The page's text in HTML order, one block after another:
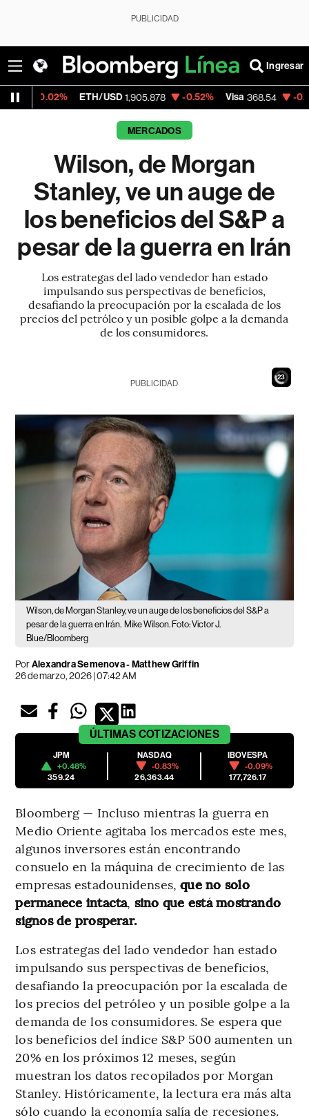
PUBLICIDAD
Ingresar
ETH/USD 1,905.878 -0.52% Visa 368.54 -0.28%
MERCADOS
Wilson, de Morgan
Stanley, ve un auge de
los beneficios del S&P a
pesar de la guerra en Irán
Los estrategas del lado vendedor han estado
impulsando sus perspectivas de beneficios,
desafiando la preocupación por la escalada de los
precios del petróleo y un posible golpe a la demanda
de los consumidores.
21
PUBLICIDAD
Wilson, de Morgan Stanley, ve un auge de los beneficios del S&P a
pesar de la guerra en Irán. Mike Wilson. Foto: Victor J.
Blue/Bloomberg
PorAlexandra Semenova - Matthew Griffin
26 de marzo, 2026 | 07:42 AM
ÚLTIMAS COTIZACIONES
JPM
+0.48%
359.24
NASDAQ
-0.83%
26,363.44
IBOVESPA
-0.09%
177,726.17
Bloomberg — Incluso mientras la guerra en
Medio Oriente agitaba los mercados este mes,
algunos inversores están encontrando
consuelo en la máquina de crecimiento de las
empresas estadounidenses, que no solo
permanece intacta, sino que está mostrando
signos de prosperar.
Los estrategas del lado vendedor han estado
impulsando sus perspectivas de beneficios,
desafiando la preocupación por la escalada de
los precios del petróleo y un posible golpe a la
demanda de los consumidores. Se espera que
los beneficios del índice S&P 500 aumenten un
20% en los próximos 12 meses, según
muestran los datos recopilados por Morgan
Stanley. Históricamente, la lectura era más alta
sólo cuando la economía salía de recesiones.